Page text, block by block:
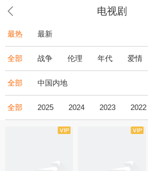
电视剧
最热 最新
全部 战争 伦理 年代 爱情
全部 中国内地
全部 2025 2024 2023 2022